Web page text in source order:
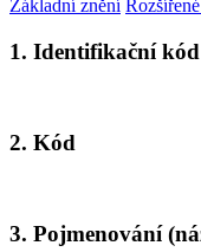
Základní znění
1. Identifikační kód
2. Kód
3. Pojmenování